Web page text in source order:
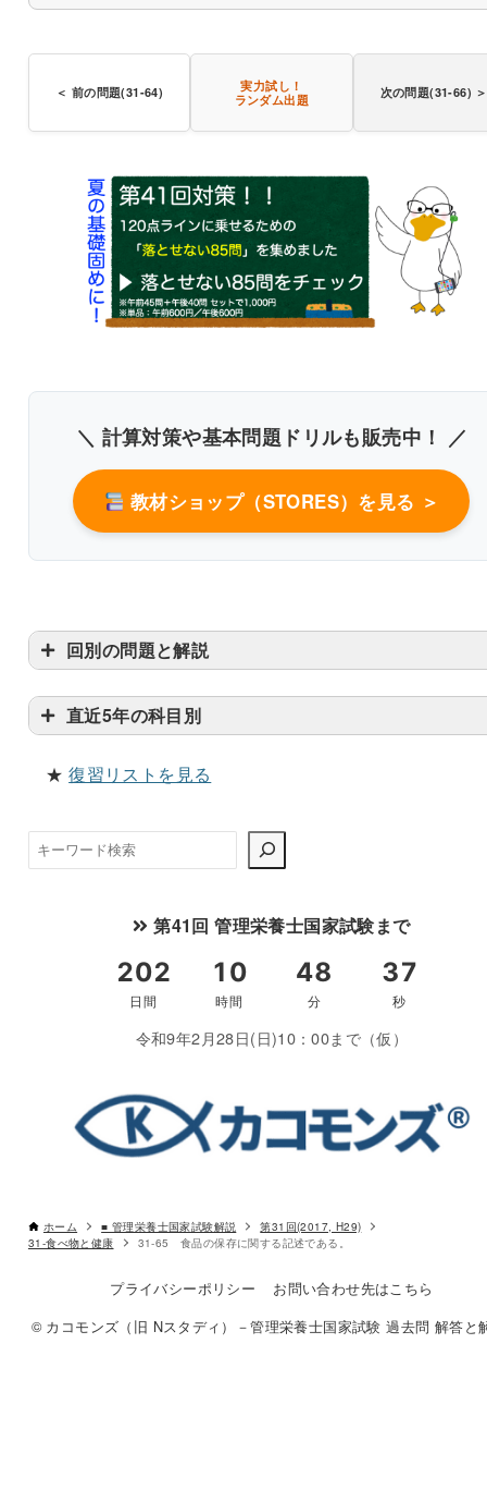
＜ 前の問題(31-64)
実力試し！
ランダム出題
次の問題(31-66) ＞
＼ 計算対策や基本問題ドリルも販売中！ ／
教材ショップ（STORES）を見る ＞
回別の問題と解説
直近5年の科目別
★復習リストを見る
検
索
第41回 管理栄養士国家試験まで
令和9年2月28日(日)10：00まで（仮）
ホーム ■ 管理栄養士国家試験解説
第31回(2017, H29)
31-食べ物と健康
31-65 食品の保存に関する記述である。
プライバシーポリシー
お問い合わせ先はこちら
© カコモンズ（旧 Nスタディ）－管理栄養士国家試験 過去問 解答と